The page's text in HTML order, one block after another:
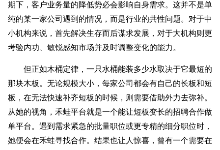
期下，客户业务量的降低势必会影响自身需求。这并不是单
纯的某一家公司遇到的情况，而是行业的共性问题。对于中
小机构来说，首先解决生存而后谋求发展，对于大机构则更
考验内功、敏锐感知市场并及时调整变化的能力。
但正如木桶定律，一只水桶能装多少水取决于它最短的
那块木板。无论规模大小，每家公司都会有自己的长板和短
板，在无法快速补齐短板的时候，则需要借助外力去弥补。
从她的视角，禾蛙平台就是一个能让短板变长的招聘合作做
单平台。遇到需求紧急的批量职位或更专精的细分职位时，
她便会在禾蛙寻找合作。结果也让人惊喜，曾有一个需要在